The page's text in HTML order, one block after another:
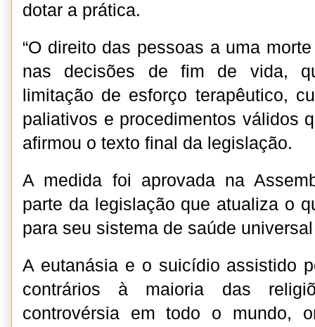
dotar a prática.
“O direito das pessoas a uma
nas decisões de fim de vida,
limitação de esforço terapêutico,
paliativos e procedimentos válidos
afirmou o texto final da legislação.
A medida foi aprovada na
parte da legislação que atualiza o
para seu sistema de saúde
A eutanásia e o suicídio assistido
contrários à maioria das
controvérsia em todo o mundo,